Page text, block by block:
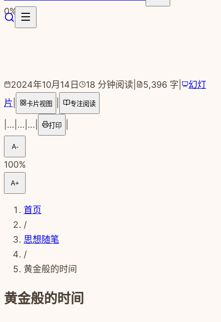
跳转到主要内容
0%
2024年10月14日 18 分钟阅读 5,396 字
幻灯
片
卡片视图 专注阅读
... ... ... 打印
A-
100%
A+
首页
/
思想随笔
/
黄金般的时间
黄金般的时间